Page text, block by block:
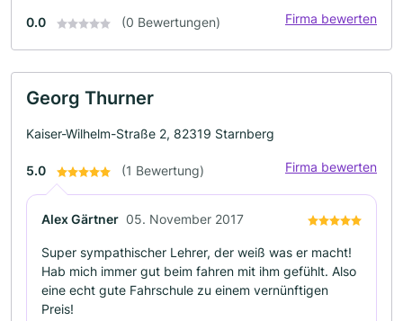
0.0 (0 Bewertungen) Firma bewerten
Georg Thurner
Kaiser-Wilhelm-Straße 2, 82319 Starnberg
5.0 (1 Bewertung) Firma bewerten
Alex Gärtner 05. November 2017
Super sympathischer Lehrer, der weiß was er macht!
Hab mich immer gut beim fahren mit ihm gefühlt. Also
eine echt gute Fahrschule zu einem vernünftigen
Preis!